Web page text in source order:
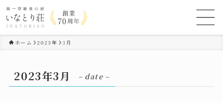
ホーム 2023年 3月
2023年3月 – date –